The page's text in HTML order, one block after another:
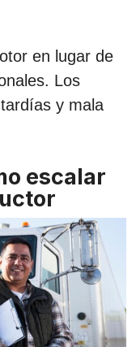
en lugar de
Los
y mala
escalar